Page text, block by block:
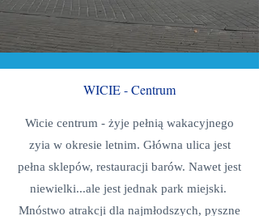
WICIE - Centrum
Wicie centrum - żyje pełnią wakacyjnego
zyia w okresie letnim. Główna ulica jest
pełna sklepów, restauracji barów. Nawet jest
niewielki...ale jest jednak park miejski.
Mnóstwo atrakcji dla najmłodszych, pyszne